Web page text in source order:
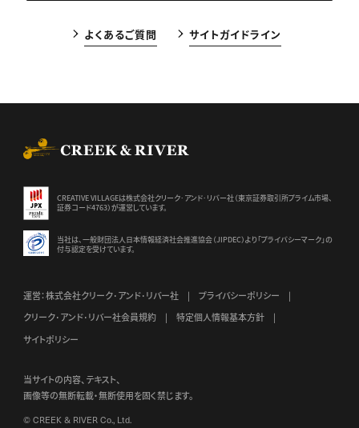
よくあるご質問 サイトガイドライン
CREATIVE VILLAGEは株式会社クリーク･アンド･リバー社（東京証券取引所プライム市場、
証券コード4763）が運営しています。
当社は、一般財団法人日本情報経済社会推進協会（JIPDEC）より 「プライバシーマーク」の
付与認定を受けています。
運営：株式会社クリーク･アンド･リバー社
プライバシーポリシー
クリーク･アンド･リバー社会員規約
特定個人情報基本方針
サイトポリシー
当サイトの内容、テキスト、
画像等の無断転載・無断使用を固く禁じます。
© CREEK & RIVER Co., Ltd.